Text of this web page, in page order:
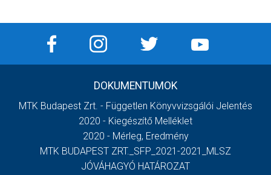
DOKUMENTUMOK
MTK Budapest Zrt. - Független Könyvvizsgálói Jelentés
2020 - Kiegészítő Melléklet
2020 - Mérleg, Eredmény
MTK BUDAPEST ZRT._SFP_2021-2021_MLSZ
JÓVÁHAGYÓ HATÁROZAT